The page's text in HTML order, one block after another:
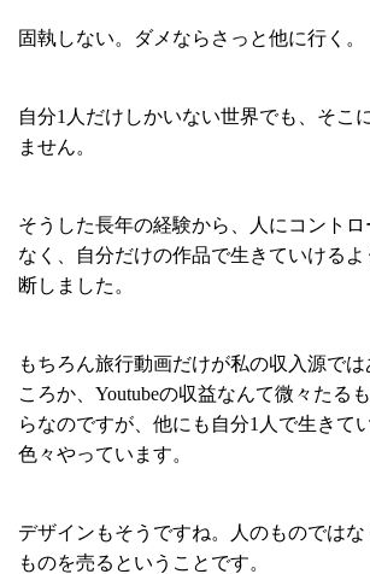
固執しない。ダメならさっと他に行く。
自分1人だけしかいない世界でも、そこ
ません。
そうした長年の経験から、人にコント
なく、自分だけの作品で生きていけるよ
断しました。
もちろん旅行動画だけが私の収入源で
ころか、Youtubeの収益なんて微々たる
らなのですが、他にも自分1人で生きて
色々やっています。
デザインもそうですね。人のものでは
ものを売るということです。